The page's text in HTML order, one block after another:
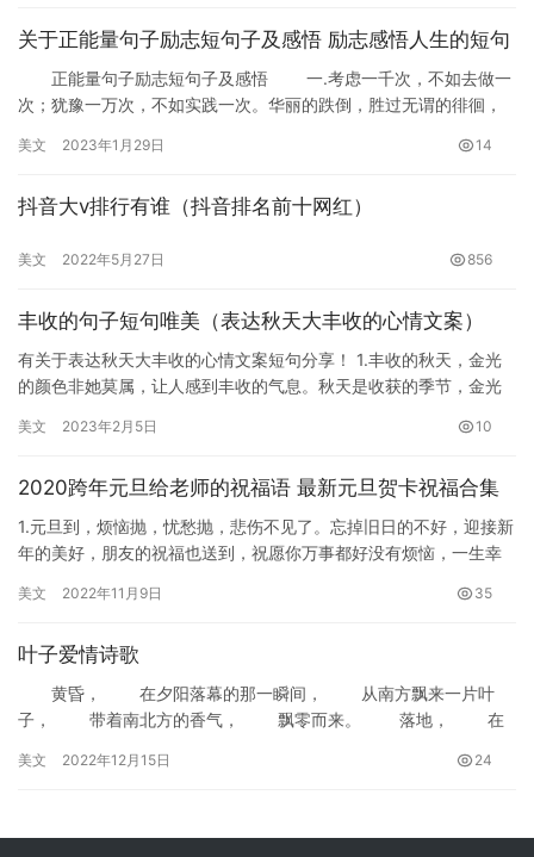
关于正能量句子励志短句子及感悟 励志感悟人生的短句
正能量句子励志短句子及感悟 一.考虑一千次，不如去做一
次；犹豫一万次，不如实践一次。华丽的跌倒，胜过无谓的徘徊，
美文 2023年1月29日 14
抖音大v排行有谁（抖音排名前十网红）
美文 2022年5月27日 856
丰收的句子短句唯美（表达秋天大丰收的心情文案）
有关于表达秋天大丰收的心情文案短句分享！ 1.丰收的秋天，金光
的颜色非她莫属，让人感到丰收的气息。秋天是收获的季节，金光
定…
美文 2023年2月5日 10
2020跨年元旦给老师的祝福语 最新元旦贺卡祝福合集
1.元旦到，烦恼抛，忧愁抛，悲伤不见了。忘掉旧日的不好，迎接新
年的美好，朋友的祝福也送到，祝愿你万事都好没有烦恼，一生幸
美文 2022年11月9日 35
叶子爱情诗歌
黄昏， 在夕阳落幕的那一瞬间， 从南方飘来一片叶
子， 带着南北方的香气， 飘零而来。 落地， 在
美文 2022年12月15日 24